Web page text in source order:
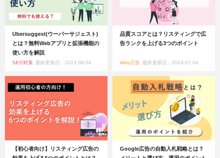
Ubersuggest(ウーバーサジェスト)
とは？無料Webアプリと拡張機能の
使い方を解説
SEO対策 最終更新日：2023.08.04
品質スコアとは？リスティングで広
告ランクを上げる3つのポイント
Web広告 最終更新日：2024.07.04
【初心者向け】リスティング広告の
Google広告の自動入札戦略とは？